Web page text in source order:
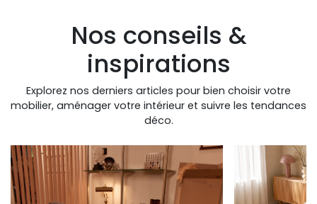
Nos conseils &
inspirations
Explorez nos derniers articles pour bien choisir votre
mobilier, aménager votre intérieur et suivre les tendances
déco.